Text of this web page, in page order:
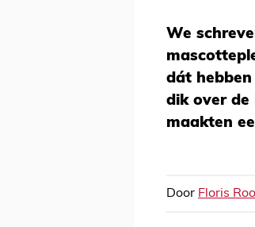
We
dát
dik over de
maakten
Door Floris